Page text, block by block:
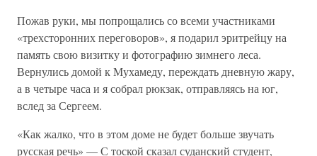
Пожав руки, мы попрощались со всеми участниками
«трехсторонних переговоров», я подарил эритрейцу на
память свою визитку и фотографию зимнего леса.
Вернулись домой к Мухамеду, переждать дневную жару,
а в четыре часа и я собрал рюкзак, отправляясь на юг,
вслед за Сергеем.
«Как жалко, что в этом доме не будет больше звучать
русская речь» — С тоской сказал суданский студент,